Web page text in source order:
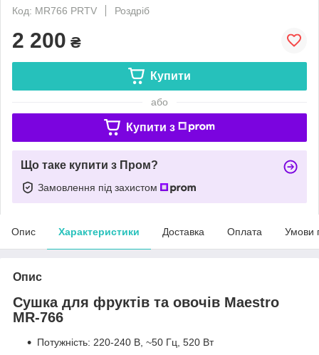
Код: MR766 PRTV
Роздріб
2 200 ₴
Купити
або
Купити з
Що таке купити з Пром?
Замовлення під захистом
Опис Характеристики Доставка Оплата Умови
Опис
Сушка для фруктів та овочів Maestro
MR-766
Потужність: 220-240 В, ~50 Гц, 520 Вт